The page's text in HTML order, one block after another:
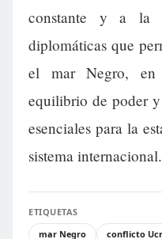
constante y a la
diplomáticas que
el mar Negro, en
equilibrio de poder
esenciales para la
sistema internacional.
ETIQUETAS
mar Negro
conflicto